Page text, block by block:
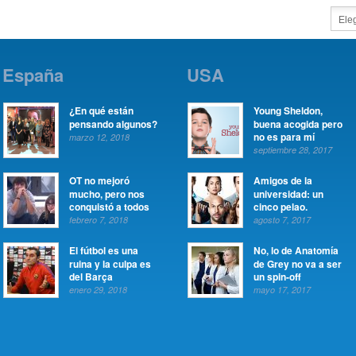
España
¿En qué están
pensando algunos?
marzo 12, 2018
OT no mejoró
mucho, pero nos
conquistó a todos
febrero 7, 2018
El fútbol es una
ruina y la culpa es
del Barça
enero 29, 2018
USA
Young Sheldon,
buena acogida pero
no es para mí
septiembre 28, 2017
Amigos de la
universidad: un
cinco pelao.
agosto 7, 2017
No, lo de Anatomía
de Grey no va a ser
un spin-off
mayo 17, 2017